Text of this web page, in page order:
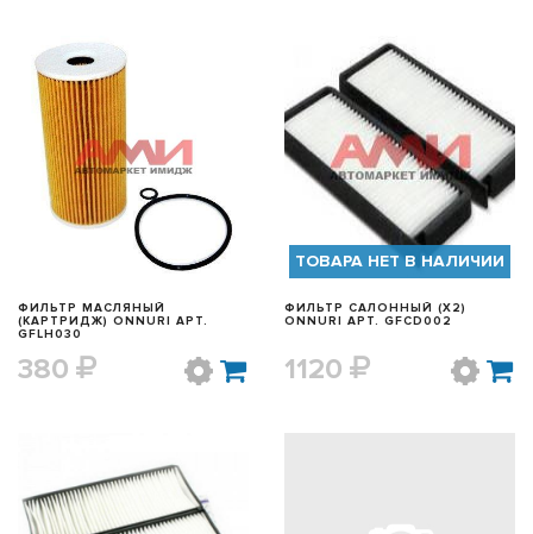
БЫСТРЫЙ ПРОСМОТР
ФИЛЬТР МАСЛЯНЫЙ
(КАРТРИДЖ) ONNURI АРТ.
GFLH030
380
БЫСТРЫЙ ПРОСМОТР
ТОВАРА НЕТ В НАЛИЧИИ
ФИЛЬТР САЛОННЫЙ (X2)
ONNURI АРТ. GFCD002
1120